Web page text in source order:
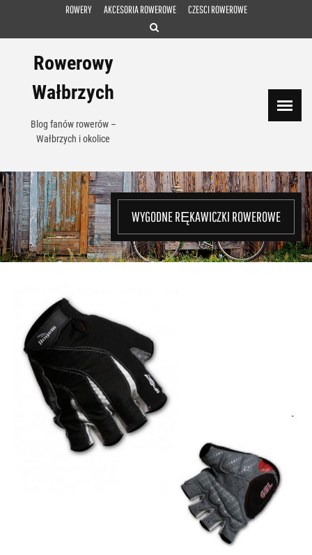
ROWERY AKCESORIA ROWEROWE CZESCI ROWEROWE
Rowerowy
Wałbrzych
Blog fanów rowerów –
Wałbrzych i okolice
WYGODNE RĘKAWICZKI ROWEROWE